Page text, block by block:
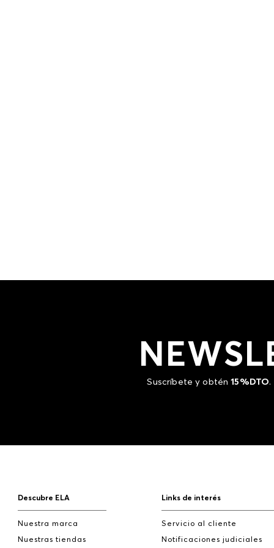
Suscríbete y obtén15%DTO.
Descubre ELA
Nuestra marca
Nuestras tiendas
Links de interés
Servicio al cliente
Notificaciones judiciales